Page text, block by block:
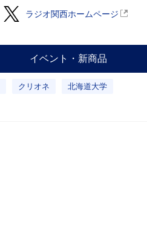
ラジオ関西ホームページ
イベント・新商品
クリオネ 北海道大学